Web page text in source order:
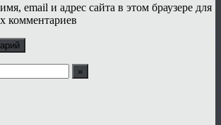
email и адрес сайта в этом браузере для
комментариев